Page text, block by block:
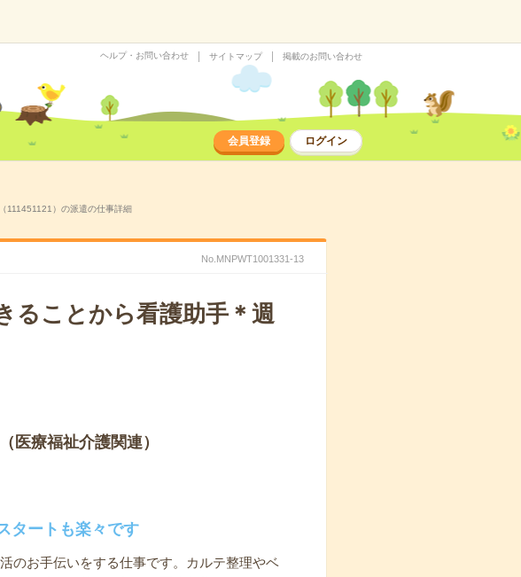
ヘルプ・お問い合わせ サイトマップ 掲載のお問い合わせ
会員登録 ログイン
111451121）の派遣の仕事詳細
No.MNPWT1001331-13
ることから看護助手＊週
療福祉介護関連）
タートも楽々です
のお手伝いをする仕事です。カルテ整理やベ